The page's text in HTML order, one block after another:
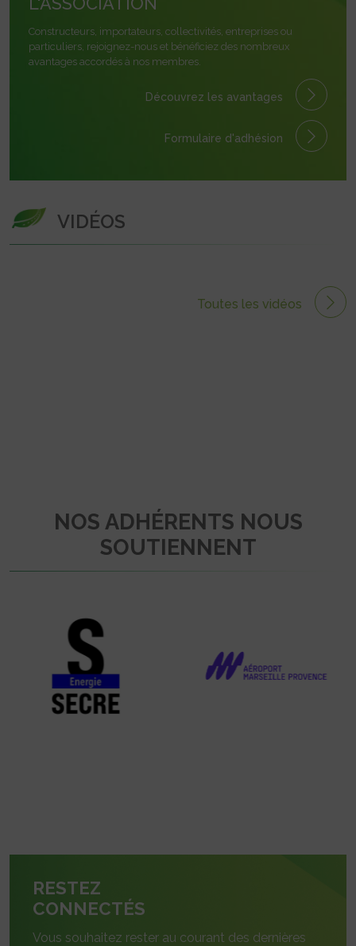
Constructeurs, importateurs, collectivités, entreprises ou
particuliers, rejoignez-nous et bénéficiez des nombreux
avantages accordés à nos membres.
Découvrez les avantages
Formulaire d'adhésion
VIDÉOS
Toutes les vidéos
NOS ADHÉRENTS NOUS
SOUTIENNENT
RESTEZ
CONNECTÉS
Vous souhaitez rester au courant des dernières